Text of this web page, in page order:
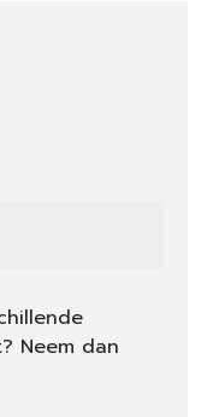
Neem dan